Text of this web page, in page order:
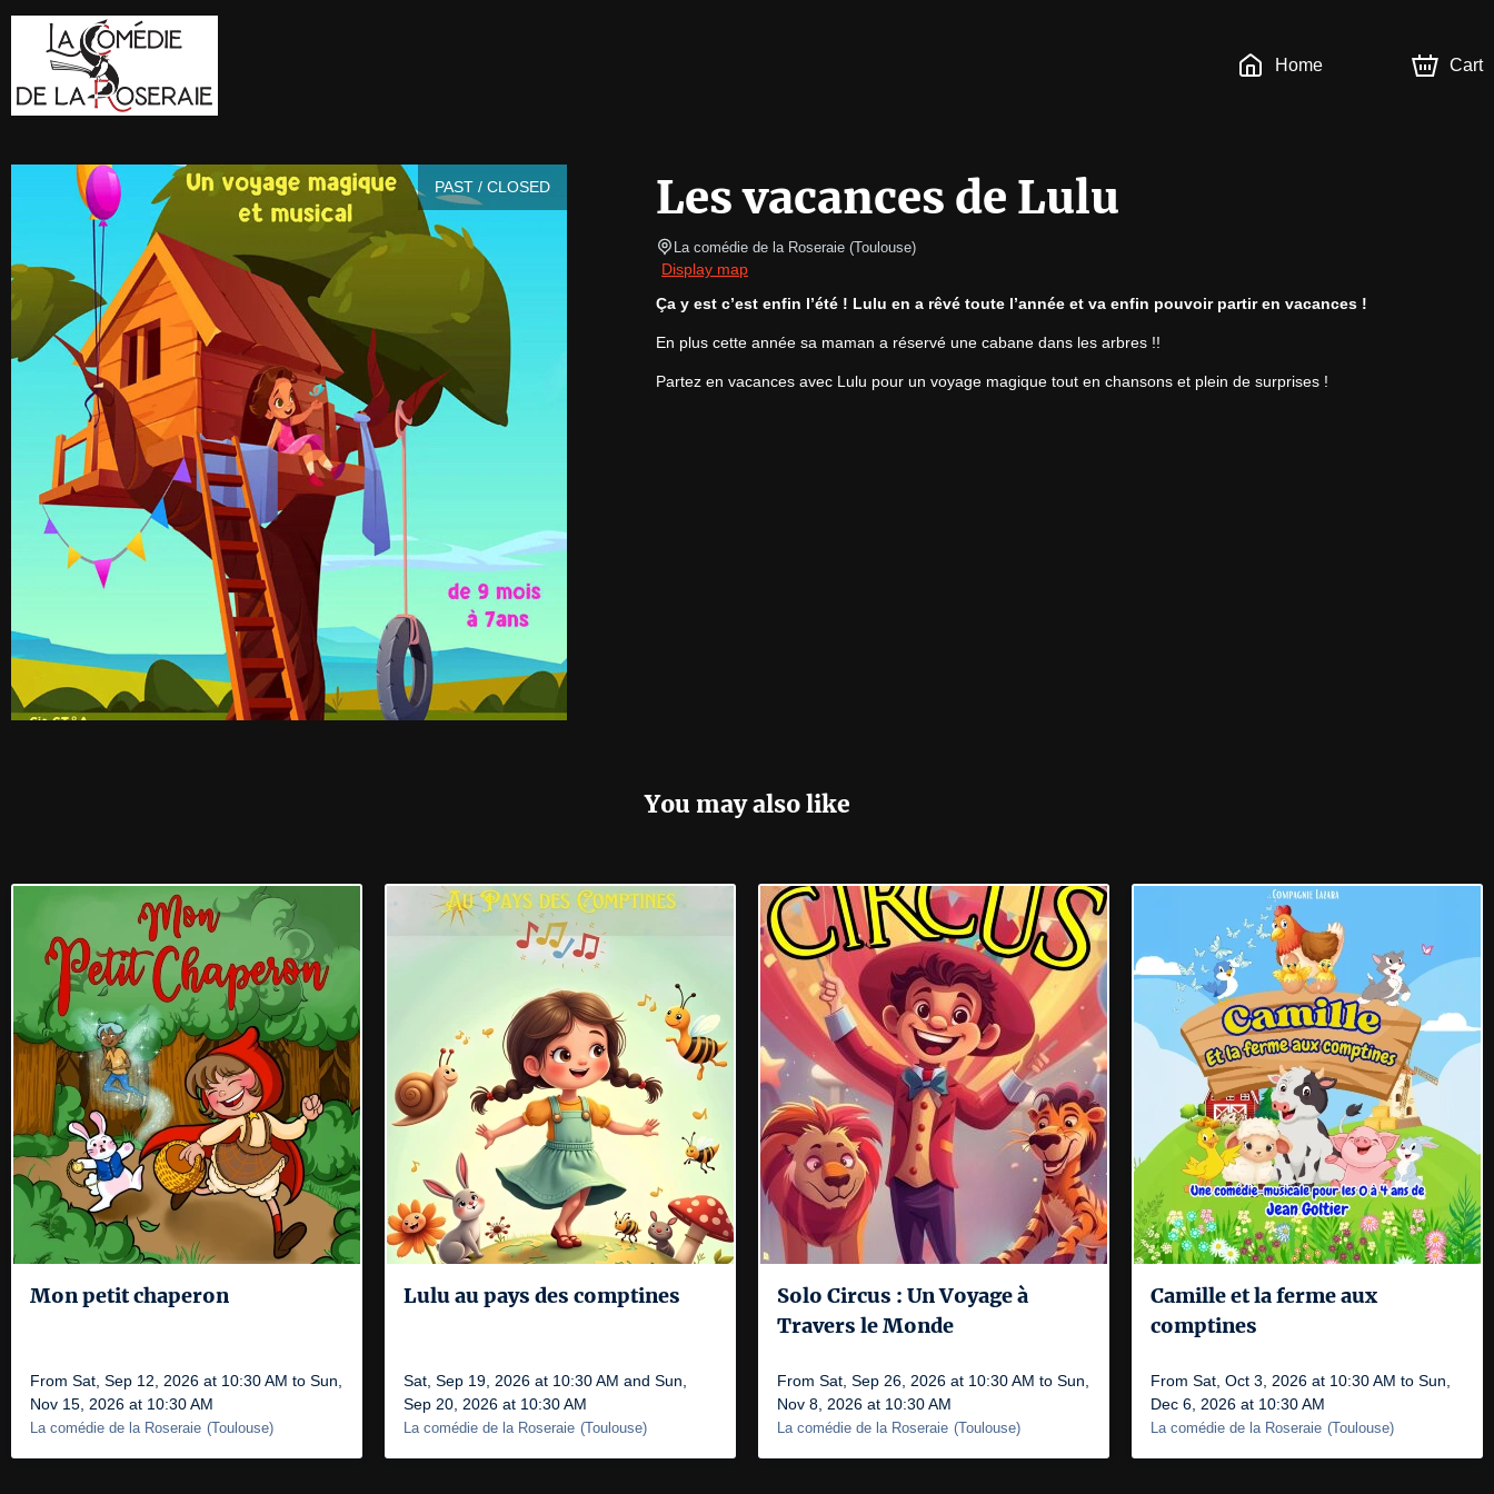
Home Cart
PAST / CLOSED Les vacances de Lulu
La comédie de la Roseraie (Toulouse)
Display map
Ça y est c’est enfin l’été ! Lulu en a rêvé toute l’année et va enfin pouvoir partir en vacances !
En plus cette année sa maman a réservé une cabane dans les arbres !!
Partez en vacances avec Lulu pour un voyage magique tout en chansons et plein de surprises !
You may also like
Mon petit chaperon
From Sat, Sep 12, 2026 at 10:30 AM to Sun,
Nov 15, 2026 at 10:30 AM
La comédie de la Roseraie (Toulouse)
Lulu au pays des comptines
Sat, Sep 19, 2026 at 10:30 AM and Sun,
Sep 20, 2026 at 10:30 AM
La comédie de la Roseraie (Toulouse)
Solo Circus : Un Voyage à
Travers le Monde
From Sat, Sep 26, 2026 at 10:30 AM to Sun,
Nov 8, 2026 at 10:30 AM
La comédie de la Roseraie (Toulouse)
Camille et la ferme aux
comptines
From Sat, Oct 3, 2026 at 10:30 AM to Sun,
Dec 6, 2026 at 10:30 AM
La comédie de la Roseraie (Toulouse)